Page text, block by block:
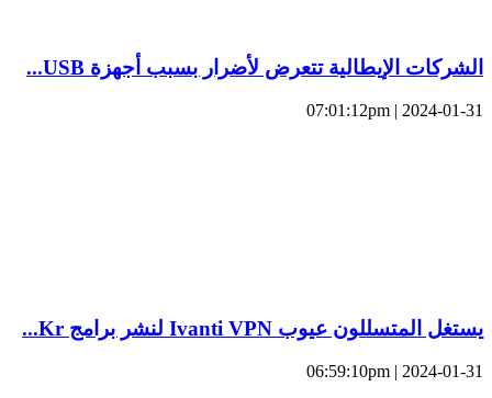
الشركات الإيطالية تتعرض لأضرار بسبب أجهزة USB...
2024-01-31 | 07:01:12pm
يستغل المتسللون عيوب Ivanti VPN لنشر برامج Kr...
2024-01-31 | 06:59:10pm